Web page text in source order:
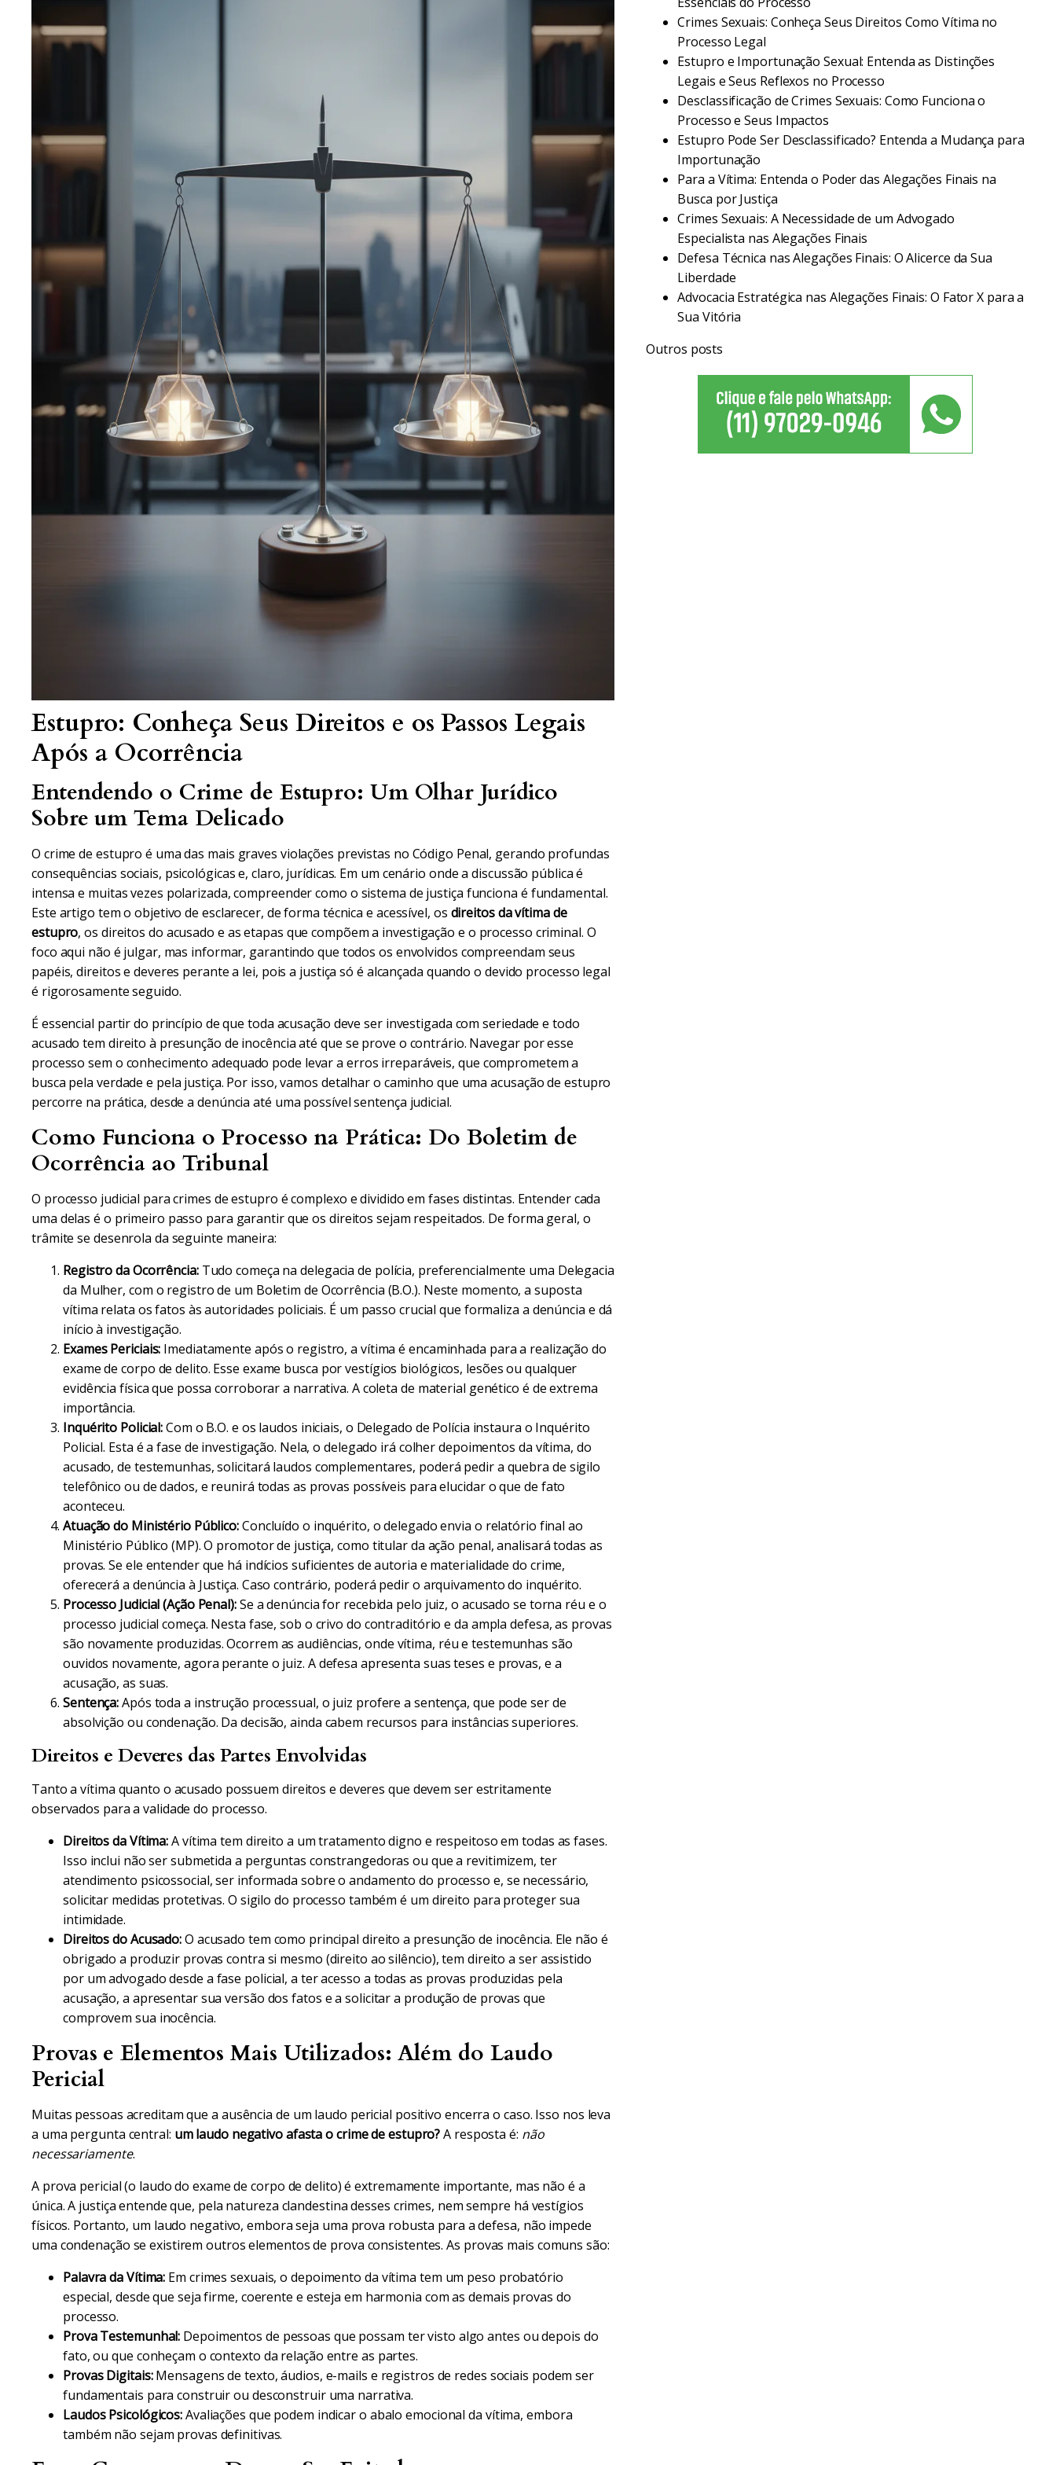
Estupro: Conheça Seus Direitos e os Passos Legais
Após a Ocorrência
Entendendo o Crime de Estupro: Um Olhar Jurídico
Sobre um Tema Delicado
O crime de estupro é uma das mais graves violações previstas no Código Penal, gerando profundas
consequências sociais, psicológicas e, claro, jurídicas. Em um cenário onde a discussão pública é
intensa e muitas vezes polarizada, compreender como o sistema de justiça funciona é fundamental.
Este artigo tem o objetivo de esclarecer, de forma técnica e acessível, os direitos da vítima de
estupro, os direitos do acusado e as etapas que compõem a investigação e o processo criminal. O
foco aqui não é julgar, mas informar, garantindo que todos os envolvidos compreendam seus
papéis, direitos e deveres perante a lei, pois a justiça só é alcançada quando o devido processo legal
é rigorosamente seguido.
É essencial partir do princípio de que toda acusação deve ser investigada com seriedade e todo
acusado tem direito à presunção de inocência até que se prove o contrário. Navegar por esse
processo sem o conhecimento adequado pode levar a erros irreparáveis, que comprometem a
busca pela verdade e pela justiça. Por isso, vamos detalhar o caminho que uma acusação de estupro
percorre na prática, desde a denúncia até uma possível sentença judicial.
Como Funciona o Processo na Prática: Do Boletim de
Ocorrência ao Tribunal
O processo judicial para crimes de estupro é complexo e dividido em fases distintas. Entender cada
uma delas é o primeiro passo para garantir que os direitos sejam respeitados. De forma geral, o
trâmite se desenrola da seguinte maneira:
Registro da Ocorrência:Tudo começa na delegacia de polícia, preferencialmente uma Delegacia
da Mulher, com o registro de um Boletim de Ocorrência (B.O.). Neste momento, a suposta
vítima relata os fatos às autoridades policiais. É um passo crucial que formaliza a denúncia e dá
início à investigação.
Exames Periciais: Imediatamente após o registro, a vítima é encaminhada para a realização do
exame de corpo de delito. Esse exame busca por vestígios biológicos, lesões ou qualquer
evidência física que possa corroborar a narrativa. A coleta de material genético é de extrema
importância.
Inquérito Policial:Com o B.O. e os laudos iniciais, o Delegado de Polícia instaura o Inquérito
Policial. Esta é a fase de investigação. Nela, o delegado irá colher depoimentos da vítima, do
acusado, de testemunhas, solicitará laudos complementares, poderá pedir a quebra de sigilo
telefônico ou de dados, e reunirá todas as provas possíveis para elucidar o que de fato
aconteceu.
Atuação do Ministério Público:Concluído o inquérito, o delegado envia o relatório final ao
Ministério Público (MP). O promotor de justiça, como titular da ação penal, analisará todas as
provas. Se ele entender que há indícios suficientes de autoria e materialidade do crime,
oferecerá a denúncia à Justiça. Caso contrário, poderá pedir o arquivamento do inquérito.
Processo Judicial (Ação Penal):Se a denúncia for recebida pelo juiz, o acusado se torna réu e o
processo judicial começa. Nesta fase, sob o crivo do contraditório e da ampla defesa, as provas
são novamente produzidas. Ocorrem as audiências, onde vítima, réu e testemunhas são
ouvidos novamente, agora perante o juiz. A defesa apresenta suas teses e provas, e a
acusação, as suas.
Sentença:Após toda a instrução processual, o juiz profere a sentença, que pode ser de
absolvição ou condenação. Da decisão, ainda cabem recursos para instâncias superiores.
Direitos e Deveres das Partes Envolvidas
Tanto a vítima quanto o acusado possuem direitos e deveres que devem ser estritamente
observados para a validade do processo.
Direitos da Vítima:A vítima tem direito a um tratamento digno e respeitoso em todas as fases.
Isso inclui não ser submetida a perguntas constrangedoras ou que a revitimizem, ter
atendimento psicossocial, ser informada sobre o andamento do processo e, se necessário,
solicitar medidas protetivas. O sigilo do processo também é um direito para proteger sua
intimidade.
Direitos do Acusado:O acusado tem como principal direito a presunção de inocência. Ele não é
obrigado a produzir provas contra si mesmo (direito ao silêncio), tem direito a ser assistido
por um advogado desde a fase policial, a ter acesso a todas as provas produzidas pela
acusação, a apresentar sua versão dos fatos e a solicitar a produção de provas que
comprovem sua inocência.
Provas e Elementos Mais Utilizados: Além do Laudo
Pericial
Muitas pessoas acreditam que a ausência de um laudo pericial positivo encerra o caso. Isso nos leva
a uma pergunta central: um laudo negativo afasta o crime de estupro?A resposta é: não
necessariamente.
A prova pericial (o laudo do exame de corpo de delito) é extremamente importante, mas não é a
única. A justiça entende que, pela natureza clandestina desses crimes, nem sempre há vestígios
físicos. Portanto, um laudo negativo, embora seja uma prova robusta para a defesa, não impede
uma condenação se existirem outros elementos de prova consistentes. As provas mais comuns são:
Palavra da Vítima: Em crimes sexuais, o depoimento da vítima tem um peso probatório
especial, desde que seja firme, coerente e esteja em harmonia com as demais provas do
processo.
Prova Testemunhal: Depoimentos de pessoas que possam ter visto algo antes ou depois do
fato, ou que conheçam o contexto da relação entre as partes.
Provas Digitais:Mensagens de texto, áudios, e-mails e registros de redes sociais podem ser
fundamentais para construir ou desconstruir uma narrativa.
Laudos Psicológicos:Avaliações que podem indicar o abalo emocional da vítima, embora
também não sejam provas definitivas.
Crimes Sexuais: Conheça Seus Direitos Como Vítima no
Processo Legal
Estupro e Importunação Sexual: Entenda as Distinções
Legais e Seus Reflexos no Processo
Desclassificação de Crimes Sexuais: Como Funciona o
Processo e Seus Impactos
Estupro Pode Ser Desclassificado? Entenda a Mudança para
Importunação
Para a Vítima: Entenda o Poder das Alegações Finais na
Busca por Justiça
Crimes Sexuais: A Necessidade de um Advogado
Especialista nas Alegações Finais
Defesa Técnica nas Alegações Finais: O Alicerce da Sua
Liberdade
Advocacia Estratégica nas Alegações Finais: O Fator X para a
Sua Vitória
Outros posts